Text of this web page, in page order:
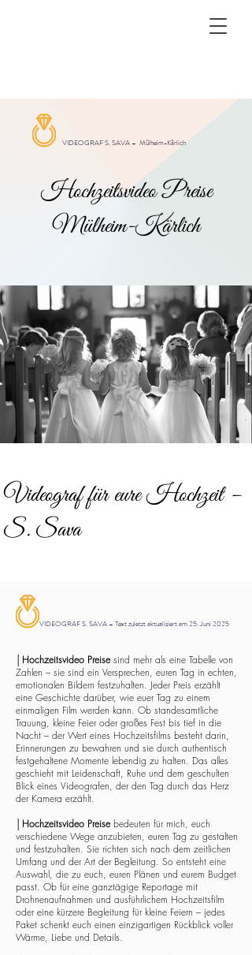
VIDEOGRAF S. SAVA – Mülheim-Kärlich
Hochzeitsvideo Preise
Mülheim-Kärlich
Videograf für eure Hochzeit –
S. Sava
VIDEOGRAF S. SAVA – Text zuletzt aktualisiert am 25. Juni 2025
Hochzeitsvideo Preisesind mehr als eine Tabelle von
Zahlen – sie sind ein Versprechen, euren Tag in echten,
emotionalen Bildern festzuhalten. Jeder Preis erzählt
eine Geschichte darüber, wie euer Tag zu einem
einmaligen Film werden kann. Ob standesamtliche
Trauung, kleine Feier oder großes Fest bis tief in die
Nacht – der Wert eines Hochzeitsfilms besteht darin,
Erinnerungen zu bewahren und sie durch authentisch
festgehaltene Momente lebendig zu halten. Das alles
geschieht mit Leidenschaft, Ruhe und dem geschulten
Blick eines Videografen, der den Tag durch das Herz
der Kamera erzählt.
Hochzeitsvideo Preisebedeuten für mich, euch
verschiedene Wege anzubieten, euren Tag zu gestalten
und festzuhalten. Sie richten sich nach dem zeitlichen
Umfang und der Art der Begleitung. So entsteht eine
Auswahl, die zu euch, euren Plänen und eurem Budget
passt. Ob für eine ganztägige Reportage mit
Drohnenaufnahmen und ausführlichem Hochzeitsfilm
oder eine kürzere Begleitung für kleine Feiern – jedes
Paket schenkt euch einen einzigartigen Rückblick voller
Wärme, Liebe und Details.